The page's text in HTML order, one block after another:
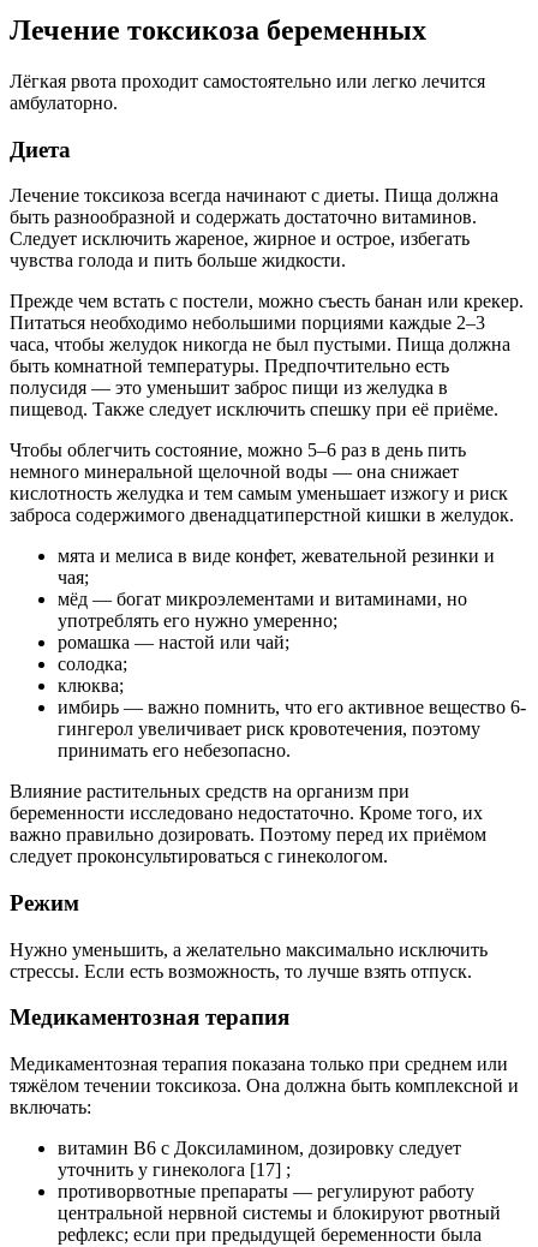
Лечение токсикоза беременных
Лёгкая рвота проходит самостоятельно или легко лечится
амбулаторно.
Диета
Лечение токсикоза всегда начинают с диеты. Пища должна
быть разнообразной и содержать достаточно витаминов.
Следует исключить жареное, жирное и острое, избегать
чувства голода и пить больше жидкости.
Прежде чем встать с постели, можно съесть банан или крекер.
Питаться необходимо небольшими порциями каждые 2–3
часа, чтобы желудок никогда не был пустыми. Пища должна
быть комнатной температуры. Предпочтительно есть
полусидя — это уменьшит заброс пищи из желудка в
пищевод. Также следует исключить спешку при её приёме.
Чтобы облегчить состояние, можно 5–6 раз в день пить
немного минеральной щелочной воды — она снижает
кислотность желудка и тем самым уменьшает изжогу и риск
заброса содержимого двенадцатиперстной кишки в желудок.
мята и мелиса в виде конфет, жевательной резинки и
чая;
мёд — богат микроэлементами и витаминами, но
употреблять его нужно умеренно;
ромашка — настой или чай;
солодка;
клюква;
имбирь — важно помнить, что его активное вещество 6-
гингерол увеличивает риск кровотечения, поэтому
принимать его небезопасно.
Влияние растительных средств на организм при
беременности исследовано недостаточно. Кроме того, их
важно правильно дозировать. Поэтому перед их приёмом
следует проконсультироваться с гинекологом.
Режим
Нужно уменьшить, а желательно максимально исключить
стрессы. Если есть возможность, то лучше взять отпуск.
Медикаментозная терапия
Медикаментозная терапия показана только при среднем или
тяжёлом течении токсикоза. Она должна быть комплексной и
включать:
витамин В6 с Доксиламином, дозировку следует
уточнить у гинеколога [17] ;
противорвотные препараты — регулируют работу
центральной нервной системы и блокируют рвотный
рефлекс; если при предыдущей беременности была